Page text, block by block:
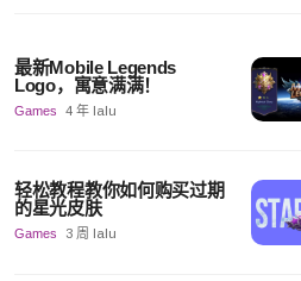
最新Mobile Legends
Logo，寓意满满！
Games 4 年 lalu
轻松教程教你如何购买过期
的星光皮肤
Games 3 周 lalu